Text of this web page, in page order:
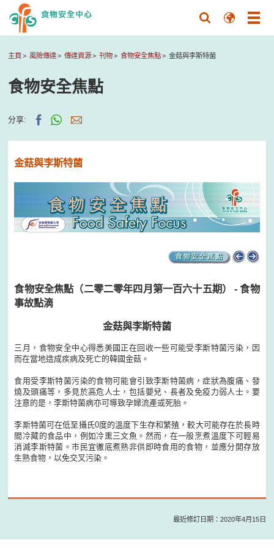
主頁 風險傳達 傳達資源 刊物 食物安全焦點 金菇與李斯特菌
食物安全焦點
分享:
金菇與李斯特菌
食物安全焦點（二零二零年四月第一百六十五期） - 食物
事故點滴
金菇與李斯特菌
三月，食物安全中心得悉美國正在回收一些可能受李斯特菌污染，因
而在當地造成疾病及死亡的韓國金菇。
食用受李斯特菌污染的食物可能會引致李斯特菌病，症狀為腹痛、發
燒及頭痛等，多見於高危人士，包括嬰兒、長者及免疫力弱人士。要
注意的是，李斯特菌病亦可導致孕婦流產或死胎。
李斯特菌可在低至攝氏0度的溫度下生存和繁殖，較大可能存在於長時
間冷藏的食品中，例如冷熏三文魚。然而，在一般烹煮溫度下可輕易
消滅李斯特菌。市民宜徹底煮熟非供即時食用的食物，並應分開存放
生熟食物，以免交叉污染。
最近修訂日期：2020年4月15日